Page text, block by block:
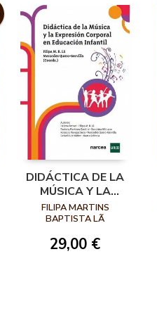
DIDÁCTICA DE LA
MÚSICA Y LA
EXPRESIÓN
CORPORAL EN
INFANTIL
FILIPA MARTINS
BAPTISTA LÃ
29,00 €